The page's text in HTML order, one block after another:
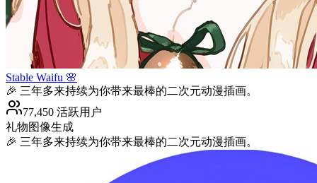
Stable Waifu 🌸
🎉 三年多来持续为你带来最棒的二次元动漫插画。
77,450 活跃用户
礼物图像生成
🎉 三年多来持续为你带来最棒的二次元动漫插画。